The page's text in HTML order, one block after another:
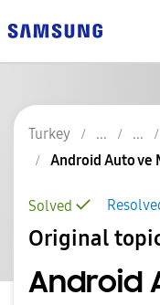
Turkey
Android Auto ve
Solved
Original
Android